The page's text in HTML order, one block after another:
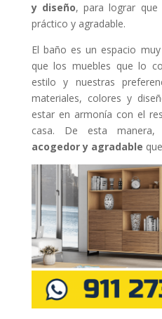
y diseño, para lograr que
práctico y agradable.
El baño es un espacio
que los muebles que lo
estilo y nuestras
materiales, colores y
estar en armonía con el
casa. De esta manera,
acogedor y agradable